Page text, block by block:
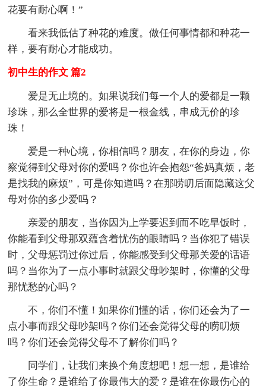
花要有耐心啊！”
看来我低估了种花的难度。做任何事情都和种花一
样，要有耐心才能成功。
初中生的作文 篇2
爱是无止境的。如果说我们每一个人的爱都是一颗
珍珠，那么全世界的爱将是一根金线，串成无价的珍
珠！
爱是一种心境，你相信吗？朋友，在你的身边，你
察觉得到父母对你的爱吗？你也许会抱怨“爸妈真烦，老
是找我的麻烦”，可是你知道吗？在那唠叨后面隐藏这父
母对你的多少爱吗？
亲爱的朋友，当你因为上学要迟到而不吃早饭时，
你能看到父母那双蕴含着忧伤的眼睛吗？当你犯了错误
时，父母惩罚过你过后，你能感受到父母那关爱的话语
吗？当你为了一点小事时就跟父母吵架时，你懂的父母
那忧愁的心吗？
不，你们不懂！如果你们懂的话，你们还会为了一
点小事而跟父母吵架吗？你们还会觉得父母的唠叨烦
吗？你们还会觉得父母不了解你们吗？
同学们，让我们来换个角度想吧！想一想，是谁给
了你生命？是谁给了你最伟大的爱？是谁在你最伤心的